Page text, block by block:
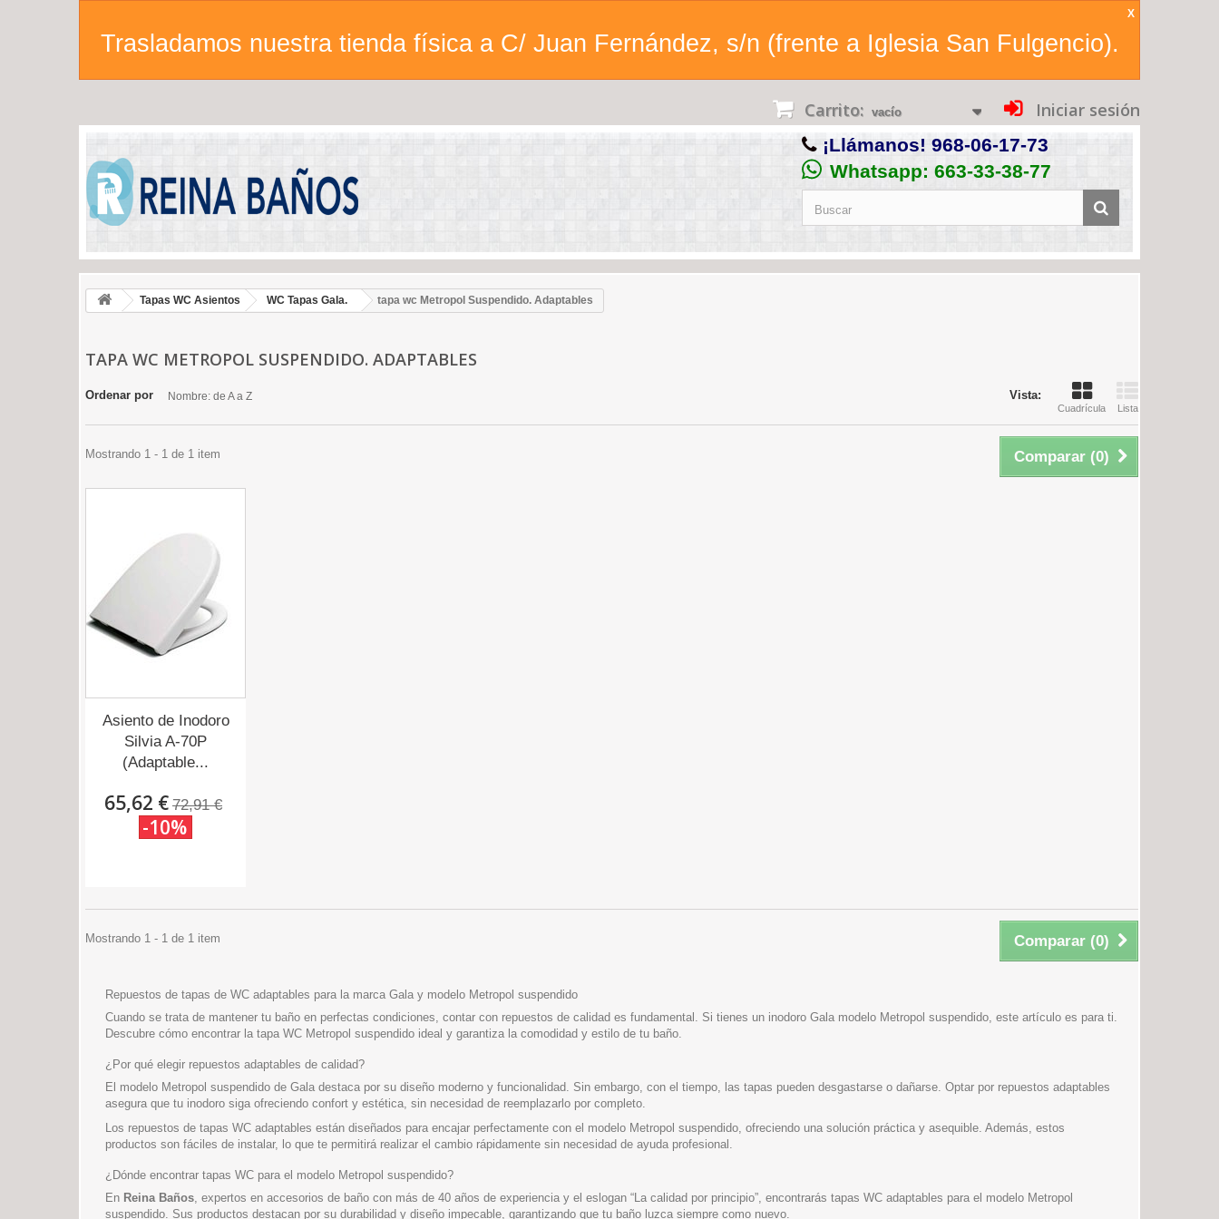
Trasladamos nuestra tienda física a C/ Juan Fernández, s/n (frente a Iglesia San Fulgencio).
X
Iniciar sesión
Carrito: vacío
¡Llámanos! 968-06-17-73
Whatsapp: 663-33-38-77
Tapas WC Asientos WC Tapas Gala. tapa wc Metropol Suspendido. Adaptables
TAPA WC METROPOL SUSPENDIDO. ADAPTABLES
Vista:
Cuadrícula Lista
Ordenar por Nombre: de A a Z
Comparar (0)
Mostrando 1 - 1 de 1 item
Asiento de Inodoro
Silvia A-70P
(Adaptable...
65,62 € 72,91 €
-10%
Comparar (0)
Mostrando 1 - 1 de 1 item
Repuestos de tapas de WC adaptables para la marca Gala y modelo Metropol suspendido
Cuando se trata de mantener tu baño en perfectas condiciones, contar con repuestos de calidad es fundamental. Si tienes un inodoro Gala modelo Metropol suspendido, este artículo es para ti.
Descubre cómo encontrar la tapa WC Metropol suspendido ideal y garantiza la comodidad y estilo de tu baño.
¿Por qué elegir repuestos adaptables de calidad?
El modelo Metropol suspendido de Gala destaca por su diseño moderno y funcionalidad. Sin embargo, con el tiempo, las tapas pueden desgastarse o dañarse. Optar por repuestos adaptables
asegura que tu inodoro siga ofreciendo confort y estética, sin necesidad de reemplazarlo por completo.
Los repuestos de tapas WC adaptables están diseñados para encajar perfectamente con el modelo Metropol suspendido, ofreciendo una solución práctica y asequible. Además, estos
productos son fáciles de instalar, lo que te permitirá realizar el cambio rápidamente sin necesidad de ayuda profesional.
¿Dónde encontrar tapas WC para el modelo Metropol suspendido?
En Reina Baños, expertos en accesorios de baño con más de 40 años de experiencia y el eslogan “La calidad por principio”, encontrarás tapas WC adaptables para el modelo Metropol
suspendido. Sus productos destacan por su durabilidad y diseño impecable, garantizando que tu baño luzca siempre como nuevo.